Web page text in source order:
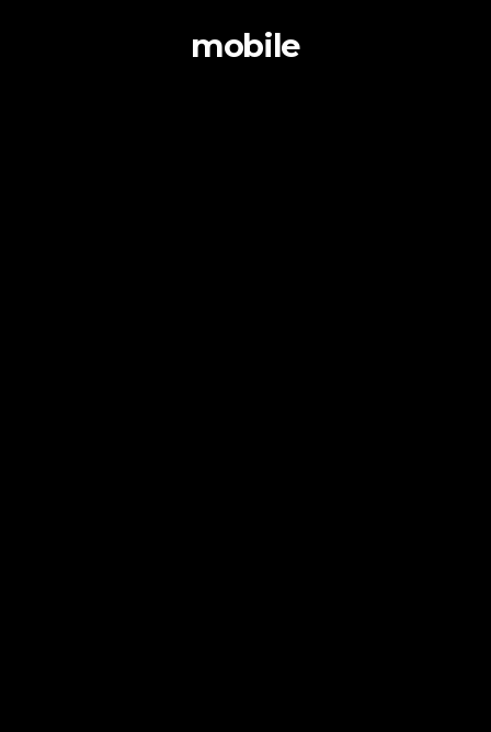
mobile